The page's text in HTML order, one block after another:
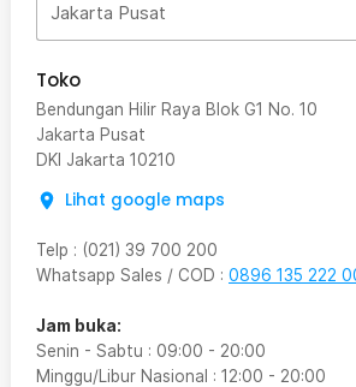
Jakarta Pusat
Toko
Bendungan Hilir Raya Blok G1 No. 10
Jakarta Pusat
DKI Jakarta 10210
Lihat google maps
Telp : (021) 39 700 200
Whatsapp Sales / COD : 0896 135 222
Jam buka:
Senin - Sabtu : 09:00 - 20:00
Minggu/Libur Nasional : 12:00 - 20:00